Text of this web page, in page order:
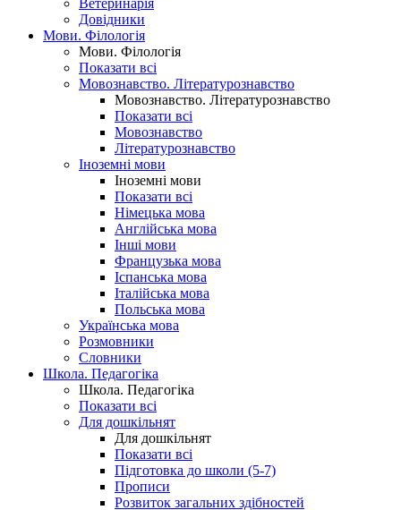
Ветеринарія
Довідники
Мови. Філологія
Мови. Філологія
Показати всі
Мовознавство. Літературознавство
Мовознавство. Літературознавство
Показати всі
Мовознавство
Літературознавство
Іноземні мови
Іноземні мови
Показати всі
Німецька мова
Англійська мова
Інші мови
Французька мова
Іспанська мова
Італійська мова
Польська мова
Українська мова
Розмовники
Словники
Школа. Педагогіка
Школа. Педагогіка
Показати всі
Для дошкільнят
Для дошкільнят
Показати всі
Підготовка до школи (5-7)
Прописи
Розвиток загальних здібностей